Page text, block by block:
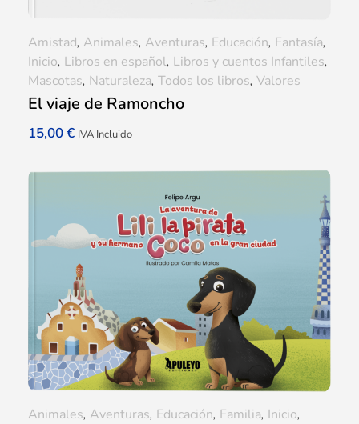
El viaje de Ramoncho
15,00€ IVA Incluido
Amistad, Animales, Aventuras, Educación, Fantasía,
Inicio, Libros en español, Libros y cuentos Infantiles,
Mascotas, Naturaleza, Todos los libros, Valores
Animales, Aventuras, Educación, Familia, Inicio,